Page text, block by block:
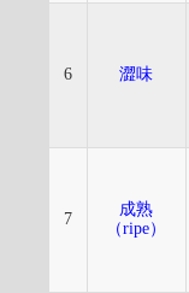
6 澀味
7
成熟
（ripe）